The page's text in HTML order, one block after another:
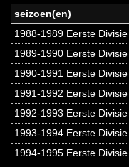
seizoen(en)
1988-1989 Eerste Divisie
1989-1990 Eerste Divisie
1990-1991 Eerste Divisie
1991-1992 Eerste Divisie
1992-1993 Eerste Divisie
1993-1994 Eerste Divisie
1994-1995 Eerste Divisie